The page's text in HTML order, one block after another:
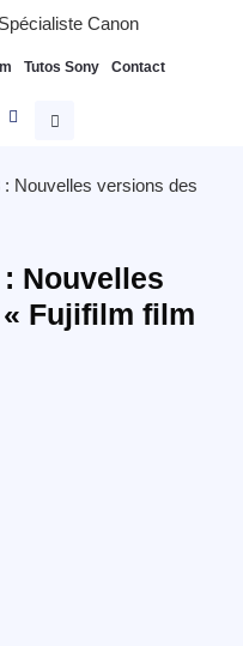
Spécialiste Canon
Tutos Sony Contact
: Nouvelles versions des
Nouvelles
Fujifilm film